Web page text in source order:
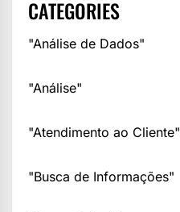
CATEGORIES
"Análise de Dados"
"Análise"
"Atendimento ao Cliente"
"Busca de Informações"